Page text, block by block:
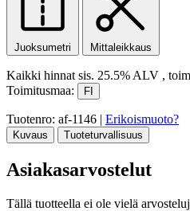
Juoksumetri Mittaleikkaus
Kaikki hinnat sis. 25.5% ALV ,
Toimitusmaa:
FI
Tuotenro: af-1146 | Erikoismuoto?
Kuvaus Tuoteturvallisuus
Asiakasarvostelut
Tällä tuotteella ei ole vielä